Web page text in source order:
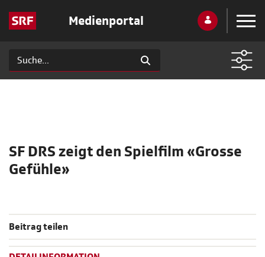
Medienportal
SF DRS zeigt den Spielfilm «Grosse
Gefühle»
Beitrag teilen